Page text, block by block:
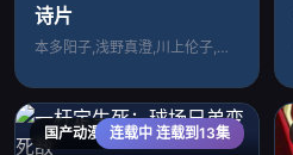
诗片
本多阳子,浅野真澄,川上伦子,长谷优里奈
国产动漫 连载中 连载到13集